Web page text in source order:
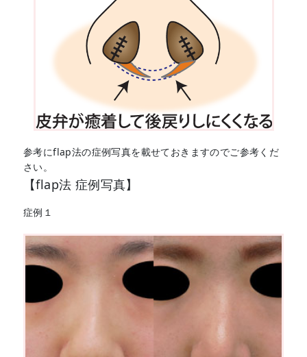
参考にflap法の症例写真を載せておきますのでご参考くだ
さい。
【flap法 症例写真】
症例１